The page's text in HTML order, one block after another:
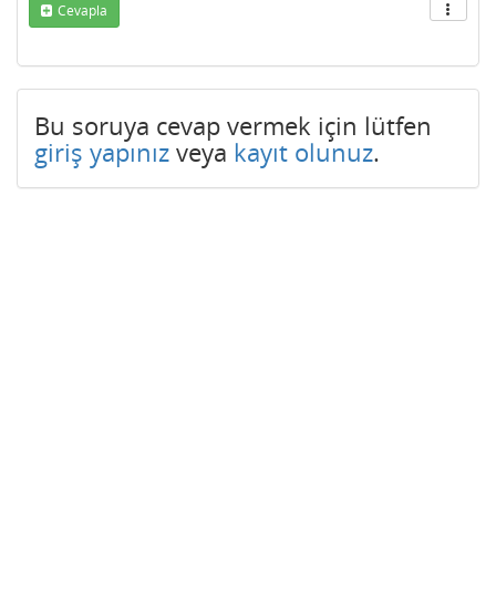
Cevapla
Bu soruya cevap vermek için lütfen
giriş yapınız veya kayıt olunuz.